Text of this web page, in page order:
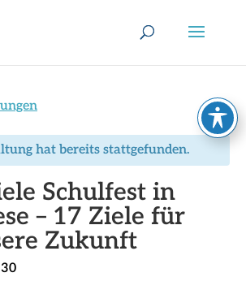
hat bereits stattgefunden.
Schulfest in
– 17 Ziele für
Zukunft